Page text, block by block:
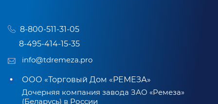
8-800-511-31-05
8-495-414-15-35
info@tdremeza.pro
ООО «Торговый Дом «РЕМЕЗА»
Дочерняя компания завода ЗАО «Ремеза»
(Беларусь) в России